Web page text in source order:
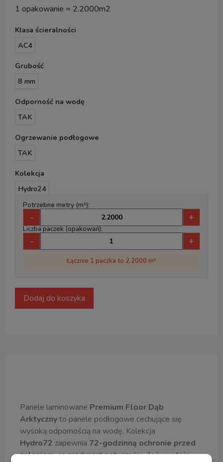
1 opakowanie = 2.2000m2
Klasa ścieralności
AC4
Grubość
8 mm
Odporność na wodę
TAK
Ogrzewanie podłogowe
TAK
Kolekcja
Hydro24
Potrzebne metry (m²):
- +
Liczba paczek (opakowań):
- +
Łącznie 1 paczka to 2.2000 m²
Dodaj do koszyka
Panele laminowane Premium Floor Dąb
Arktycznyto panele podłogowe cechujące się
wysoką odpornością na wodę. Kolekcja
Hydro72 zapewnia 72-godzinną ochronie przed
zalaniem, co producent potwierdzadożywotnią